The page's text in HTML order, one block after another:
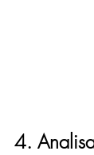
4.